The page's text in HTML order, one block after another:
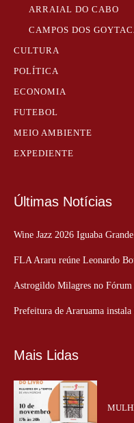
ARRAIAL DO CABO
CAMPOS DOS
CULTURA
POLÍTICA
ECONOMIA
FUTEBOL
MEIO AMBIENTE
EXPEDIENTE
Últimas Notícias
Wine Jazz 2026 Iguaba Grande
FLA Araru reúne Leonardo
Astrogildo Milagres no Fórum
Prefeitura de Araruama
Mais Lidas